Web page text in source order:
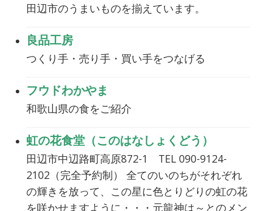
田辺市のうまいものを揃えています。
良品工房
つくり手・売り手・買い手をつなげる
フウドわかやま
和歌山県の食をご紹介
虹の花食堂（このはなしょくどう）
田辺市中辺路町高原872-1 TEL 090-9124-
2102（完全予約制） 全てのいのちがそれぞれ
の輝きを放って、この星に色とりどりの虹の花
を咲かせますように・・・元龍神は～とのメン